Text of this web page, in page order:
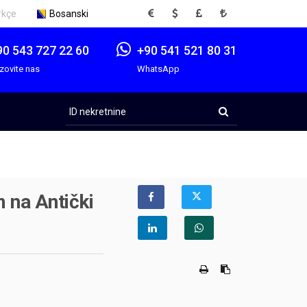
Bosanski EUR USD GBP TRY
543 727 22 60
nas
+90 541 521 80 31
WhatsApp
nekretnine
na Antički